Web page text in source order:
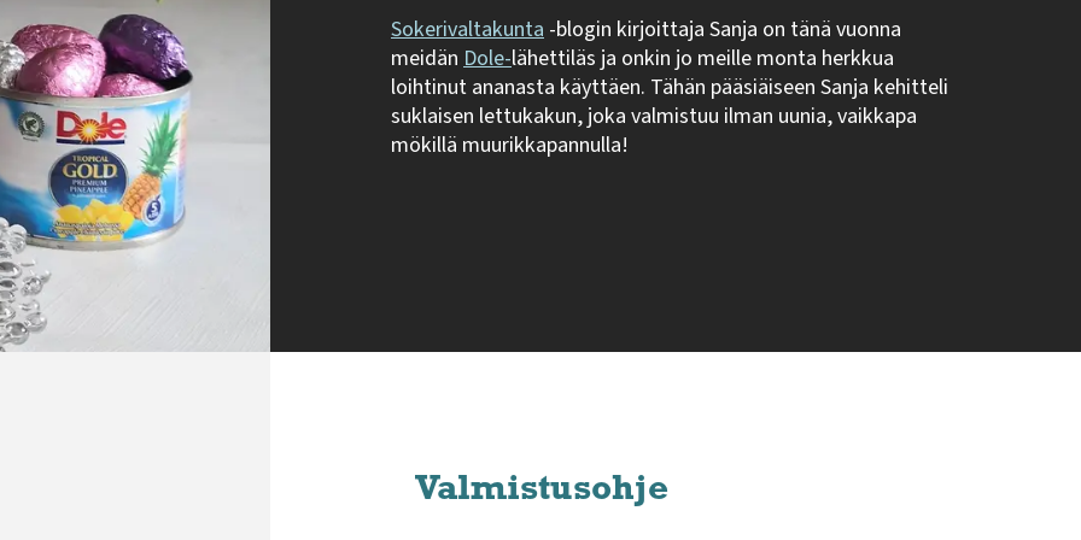
Sokerivaltakunta -blogin kirjoittaja Sanja on tänä vuonna
meidän Dole-lähettiläs ja onkin jo meille monta herkkua
loihtinut ananasta käyttäen. Tähän pääsiäiseen Sanja kehitteli
suklaisen lettukakun, joka valmistuu ilman uunia, vaikkapa
mökillä muurikkapannulla!
Valmistusohje